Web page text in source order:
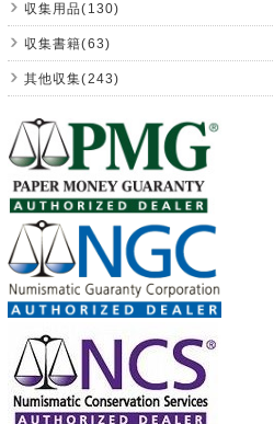
収集用品(130)
収集書籍(63)
其他収集(243)